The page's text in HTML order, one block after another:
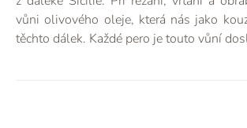
vůni olivového oleje, která nás jako
těchto dálek. Každé pero je touto vůní